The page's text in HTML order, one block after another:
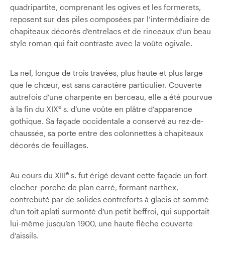
quadripartite, comprenant les ogives et les formerets,
reposent sur des piles composées par l’intermédiaire de
chapiteaux décorés d’entrelacs et de rinceaux d’un beau
style roman qui fait contraste avec la voûte ogivale.
La nef, longue de trois travées, plus haute et plus large
que le chœur, est sans caractère particulier. Couverte
autrefois d’une charpente en berceau, elle a été pourvue
à la fin du XIXe s. d’une voûte en plâtre d’apparence
gothique. Sa façade occidentale a conservé au rez-de-
chaussée, sa porte entre des colonnettes à chapiteaux
décorés de feuillages.
Au cours du XIIIe s. fut érigé devant cette façade un fort
clocher-porche de plan carré, formant narthex,
contrebuté par de solides contreforts à glacis et sommé
d’un toit aplati surmonté d’un petit beffroi, qui supportait
lui-même jusqu’en 1900, une haute flèche couverte
d’aissils.